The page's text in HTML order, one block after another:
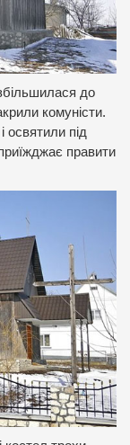
до
комуністи.
освятили під
правити